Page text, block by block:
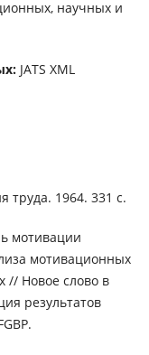
научных и
JATS XML
труда. 1964. 331 с.
мотивации
мотивационных
// Новое слово в
результатов